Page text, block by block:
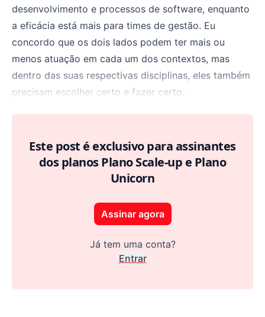
desenvolvimento e processos de software, enquanto
a eficácia está mais para times de gestão. Eu
concordo que os dois lados podem ter mais ou
menos atuação em cada um dos contextos, mas
dentro das suas respectivas disciplinas, eles também
precisam escolher certo e fazer certo.
Este post é exclusivo para assinantes
dos planos Plano Scale-up e Plano
Unicorn
Assinar agora
Já tem uma conta?
Entrar